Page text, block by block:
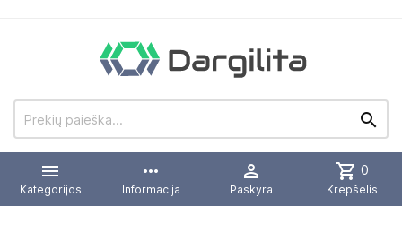


Kategorijos
more_horiz
Informacija

Paskyra
shopping_cart 0
Krepšelis